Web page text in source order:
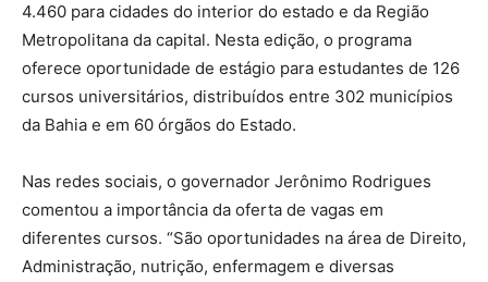
4.460 para cidades do interior do estado e da Região
Metropolitana da capital. Nesta edição, o programa
oferece oportunidade de estágio para estudantes de 126
cursos universitários, distribuídos entre 302 municípios
da Bahia e em 60 órgãos do Estado.
Nas redes sociais, o governador Jerônimo Rodrigues
comentou a importância da oferta de vagas em
diferentes cursos. “São oportunidades na área de Direito,
Administração, nutrição, enfermagem e diversas